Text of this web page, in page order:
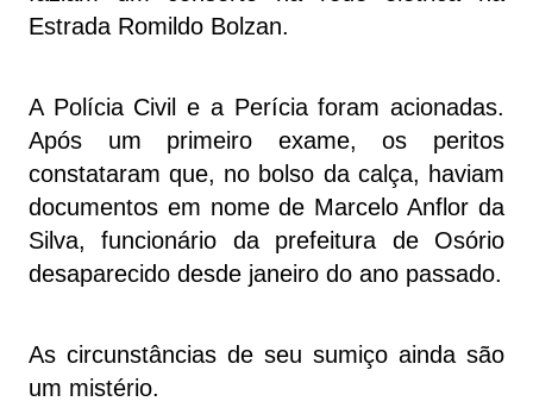
Estrada Romildo Bolzan.
A Polícia Civil e a Perícia foram acionadas.
Após um primeiro exame, os peritos
constataram que, no bolso da calça, haviam
documentos em nome de Marcelo Anflor da
Silva, funcionário da prefeitura de Osório
desaparecido desde janeiro do ano passado.
As circunstâncias de seu sumiço ainda são
um mistério.